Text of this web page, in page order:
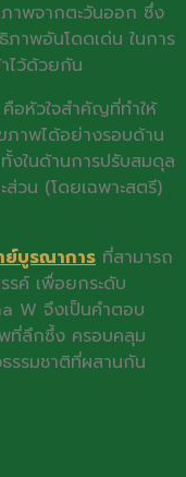
าพจากตะวันออก ซึ่ง
าพอันโดดเด่น ในการ
าไว้ด้วยกัน
อหัวใจสำคัญที่ทำให้
ภาพได้อย่างรอบด้าน
งในด้านการปรับสมดุล
วน (โดยเฉพาะสตรี)
บูรณาการ ที่สามารถ
ค์ เพื่อยกระดับ
W จึงเป็นคำตอบ
ที่ลึกซึ้ง ครอบคลุม
รรมชาติที่ผสานกัน